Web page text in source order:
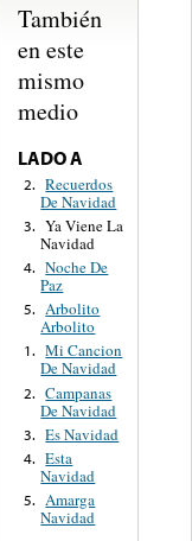
También
en este
mismo
medio
LADO A
2. Recuerdos
De Navidad
3. Ya Viene La
Navidad
4. Noche De
Paz
5. Arbolito
Arbolito
1. Mi Cancion
De Navidad
2. Campanas
De Navidad
3. Es Navidad
4. Esta
Navidad
5. Amarga
Navidad